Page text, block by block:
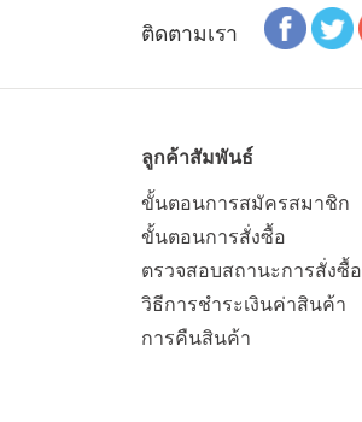
ติดตามเรา
ลูกค้าสัมพันธ์
ขั้นตอนการสมัครสมาชิก
ขั้นตอนการสั่งซื้อ
ตรวจสอบสถานะการสั่งซื้อ
วิธีการชำระเงินค่าสินค้า
การคืนสินค้า